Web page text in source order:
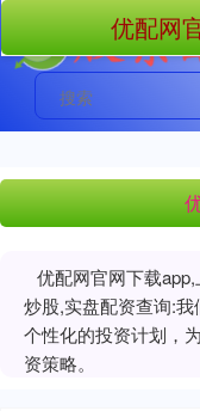
优配网官网下载
炒股,实盘配资查询:
个性化的投资计划，
资策略。
优配网